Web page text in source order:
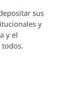
sus
y
y el